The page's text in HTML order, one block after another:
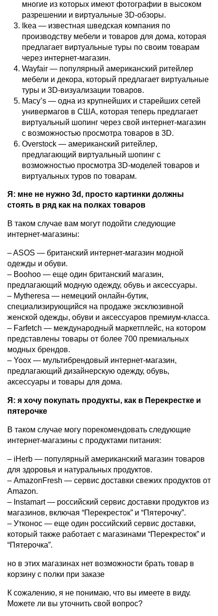
многие из которых имеют фотографии в высоком
разрешении и виртуальные 3D-обзоры.
Ikea — известная шведская компания по
производству мебели и товаров для дома, которая
предлагает виртуальные туры по своим товарам
через интернет-магазин.
Wayfair — популярный американский ритейлер
мебели и декора, который предлагает виртуальные
туры и 3D-визуализации товаров.
Macy’s — одна из крупнейших и старейших сетей
универмагов в США, которая теперь предлагает
виртуальный шопинг через свой интернет-магазин
с возможностью просмотра товаров в 3D.
Overstock — американский ритейлер,
предлагающий виртуальный шопинг с
возможностью просмотра 3D-моделей товаров и
виртуальных туров по товарам.
Я: мне не нужно 3d, просто картинки должны
стоять в ряд как на полках товаров
В таком случае вам могут подойти следующие
интернет-магазины:
– ASOS — британский интернет-магазин модной
одежды и обуви.
– Boohoo — еще один британский магазин,
предлагающий модную одежду, обувь и аксессуары.
– Mytheresa — немецкий онлайн-бутик,
специализирующийся на продаже эксклюзивной
женской одежды, обуви и аксессуаров премиум-класса.
– Farfetch — международный маркетплейс, на котором
представлены товары от более 700 премиальных
модных брендов.
– Yoox — мультибрендовый интернет-магазин,
предлагающий дизайнерскую одежду, обувь,
аксессуары и товары для дома.
Я: я хочу покупать продукты, как в Перекрестке и
пятерочке
В таком случае могу порекомендовать следующие
интернет-магазины с продуктами питания:
– iHerb — популярный американский магазин товаров
для здоровья и натуральных продуктов.
– AmazonFresh — сервис доставки свежих продуктов от
Amazon.
– Instamart — российский сервис доставки продуктов из
магазинов, включая “Перекресток” и “Пятерочку”.
– Утконос — еще один российский сервис доставки,
который также работает с магазинами “Перекресток” и
“Пятерочка”.
но в этих магазинах нет возможности брать товар в
корзину с полки при заказе
К сожалению, я не понимаю, что вы имеете в виду.
Можете ли вы уточнить свой вопрос?